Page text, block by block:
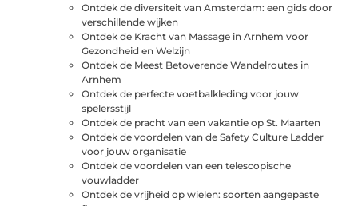
Ontdek de diversiteit van Amsterdam: een gids door
verschillende wijken
Ontdek de Kracht van Massage in Arnhem voor
Gezondheid en Welzijn
Ontdek de Meest Betoverende Wandelroutes in
Arnhem
Ontdek de perfecte voetbalkleding voor jouw
spelersstijl
Ontdek de pracht van een vakantie op St. Maarten
Ontdek de voordelen van de Safety Culture Ladder
voor jouw organisatie
Ontdek de voordelen van een telescopische
vouwladder
Ontdek de vrijheid op wielen: soorten aangepaste